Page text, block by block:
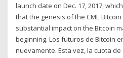
launch date on Dec. 17, 2017,
that the genesis of the CME
substantial impact on the Bitcoin
beginning. Los futuros de Bitcoin
nuevamente. Esta vez, la cuota